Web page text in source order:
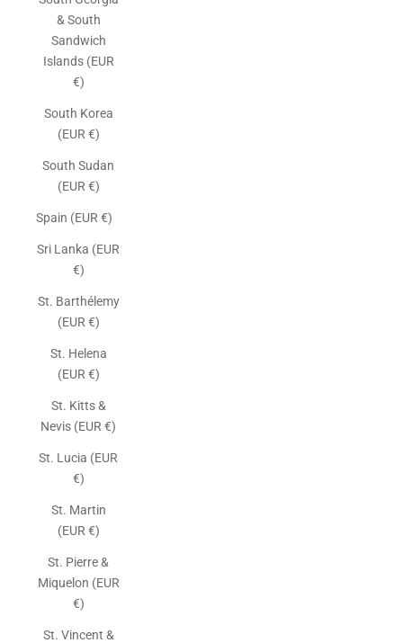
& South
Sandwich
Islands (EUR
€)
South Korea
(EUR €)
South Sudan
(EUR €)
Spain (EUR €)
Sri Lanka (EUR
€)
St. Barthélemy
(EUR €)
St. Helena
(EUR €)
St. Kitts &
Nevis (EUR €)
St. Lucia (EUR
€)
St. Martin
(EUR €)
St. Pierre &
Miquelon (EUR
€)
St. Vincent &